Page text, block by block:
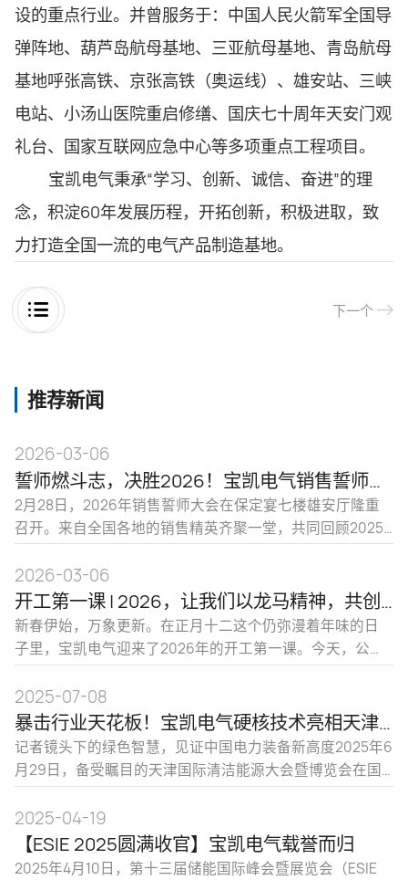
设的重点行业。并曾服务于：中国人民火箭军全国导
弹阵地、葫芦岛航母基地、三亚航母基地、青岛航母
基地呼张高铁、京张高铁（奥运线）、雄安站、三峡
电站、小汤山医院重启修缮、国庆七十周年天安门观
礼台、国家互联网应急中心等多项重点工程项目。
宝凯电气秉承“学习、创新、诚信、奋进”的理
念，积淀60年发展历程，开拓创新，积极进取，致
力打造全国一流的电气产品制造基地。
下一个
推荐新闻
2026-03-06
誓师燃斗志，决胜2026！宝凯电气销售誓师大会圆满举行
2月28日，2026年销售誓师大会在保定宴七楼雄安厅隆重
召开。来自全国各地的销售精英齐聚一堂，共同回顾2025
的奋斗历程，展望2026的宏伟蓝图。
2026-03-06
开工第一课 | 2026，让我们以龙马精神，共创辉煌！
新春伊始，万象更新。在正月十二这个仍弥漫着年味的日
子里，宝凯电气迎来了2026年的开工第一课。今天，公司
实际控制人王永欣先生发表重要讲话——关于过去、关于未
来，更关于我们每一个人的责任与担当。
2025-07-08
暴击行业天花板！宝凯电气硬核技术亮相天津清洁能源展，引央视记者及能源产业巨头现场“挖宝”
记者镜头下的绿色智慧，见证中国电力装备新高度2025年6
月29日，备受瞩目的天津国际清洁能源大会暨博览会在国
家会展中心（天津）盛大开幕。本次展会以“创新驱动 清洁
世界”为主题，吸引了全球清洁能源领域的顶尖企业和专业
人士齐聚津门。作为低压配电领域的领军企业，宝凯电气
携最新技术成果精彩亮相，并在展会
2025-04-19
【ESIE 2025圆满收官】宝凯电气载誉而归
2025年4月10日，第十三届储能国际峰会暨展览会（ESIE